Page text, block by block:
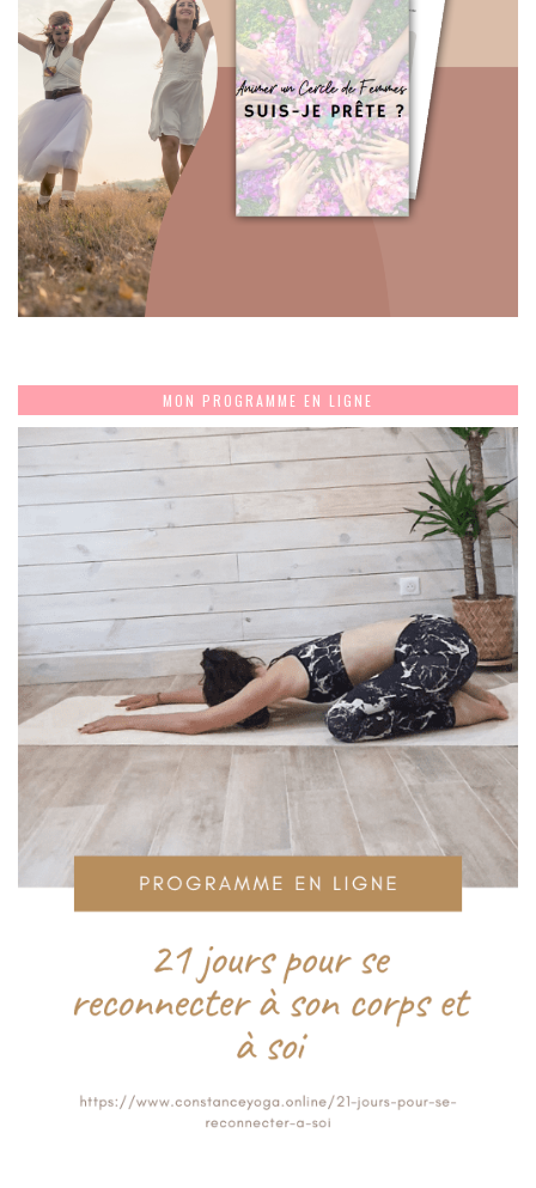
MON PROGRAMME EN LIGNE